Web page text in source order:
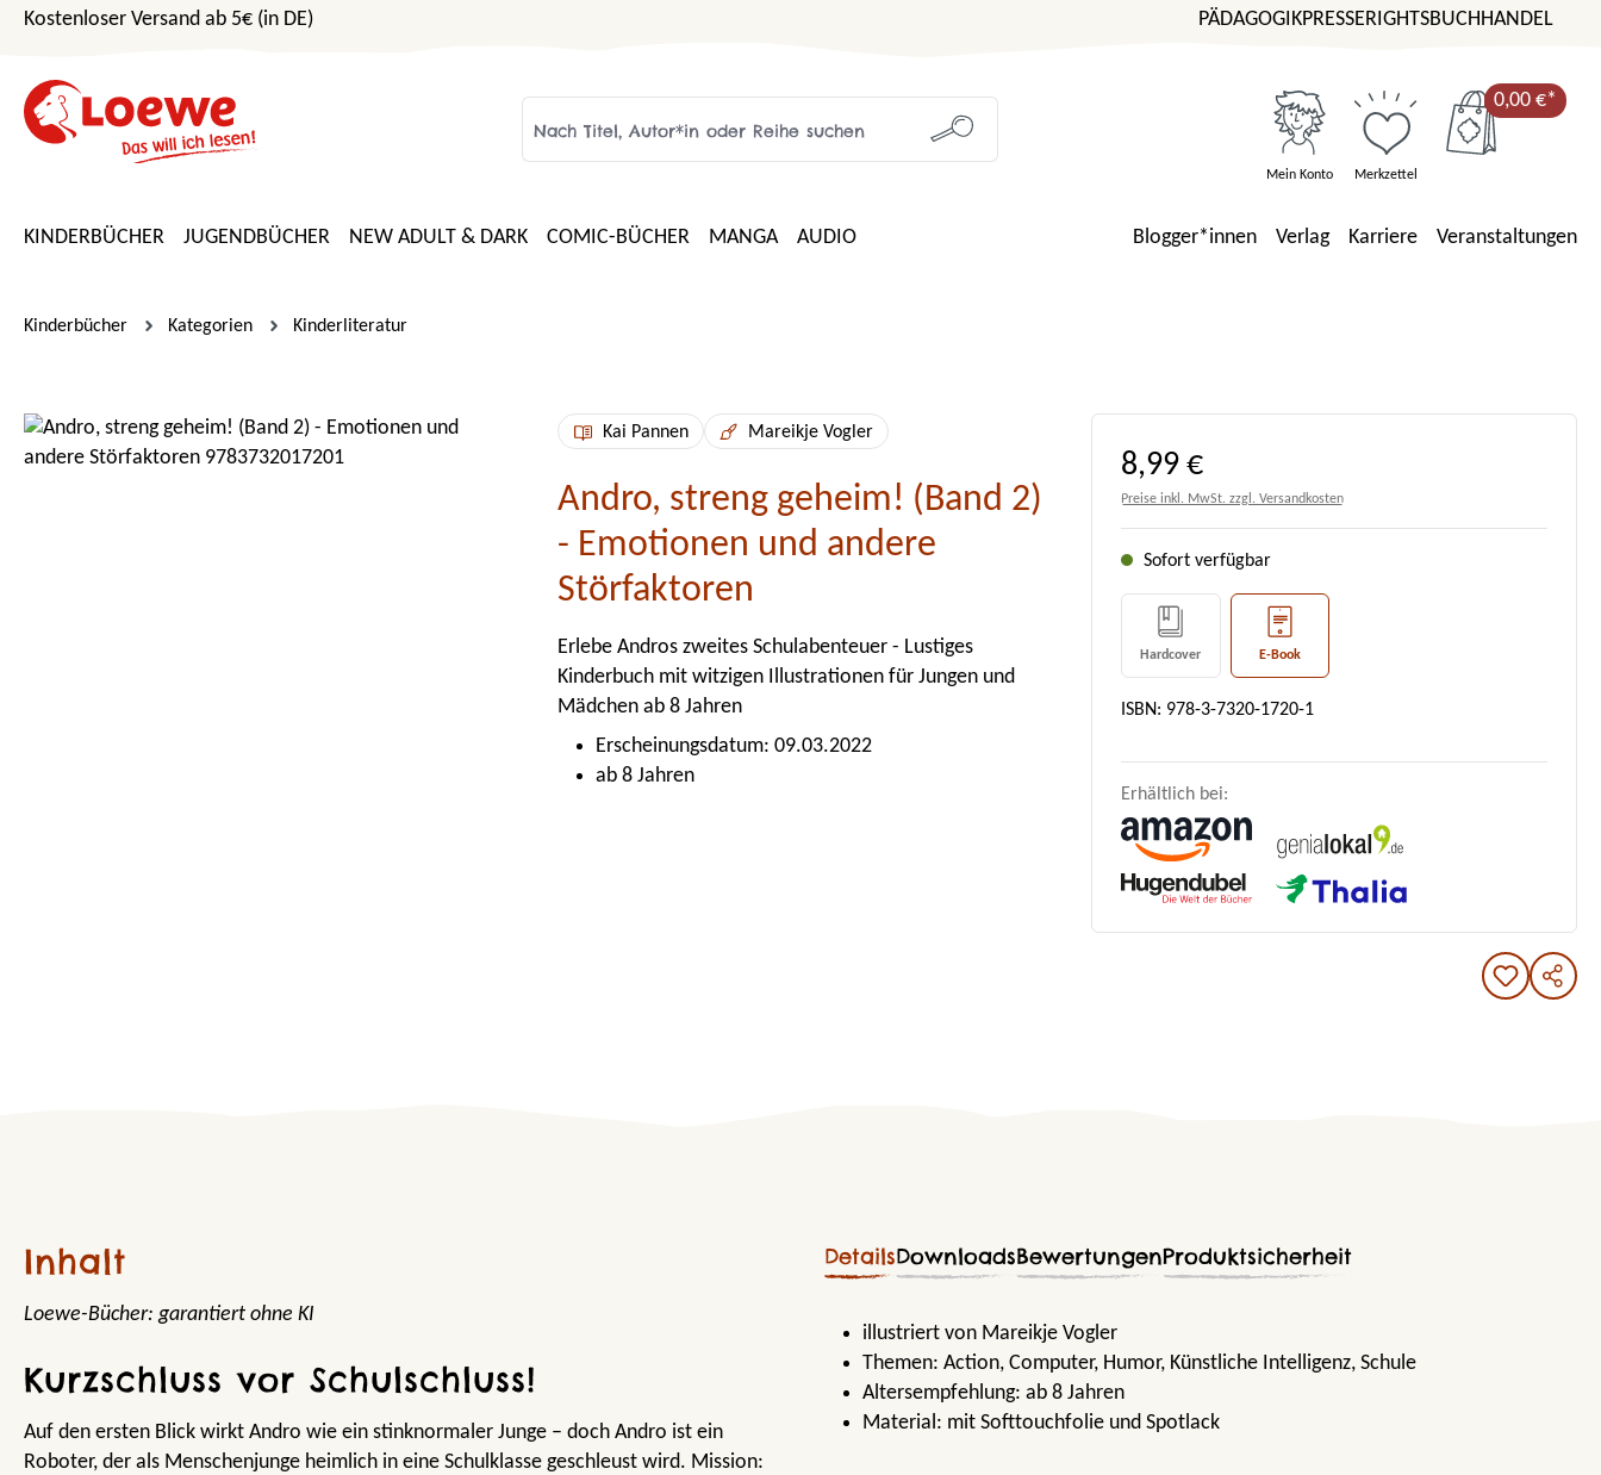
Hauptinhalt springen
Zur Suche springen
Zur Hauptnavigation springen
Kostenloser Versand ab 5€ (in DE) PÄDAGOGIKPRESSERIGHTSBUCHHANDEL
Mein Konto Merkzettel
0,00 €*
KINDERBÜCHER JUGENDBÜCHER NEW ADULT & DARK COMIC-BÜCHER MANGA AUDIO Blogger*innen Verlag Karriere Veranstaltungen
Kinderbücher Kategorien Kinderliteratur
Bildergalerie überspringen Kai Pannen Mareikje Vogler
Andro, streng geheim! (Band 2)
- Emotionen und andere
Störfaktoren
Erlebe Andros zweites Schulabenteuer - Lustiges
Kinderbuch mit witzigen Illustrationen für Jungen und
Mädchen ab 8 Jahren
Erscheinungsdatum: 09.03.2022
ab 8 Jahren
Regulärer Preis:
8,99 €
Preise inkl. MwSt. zzgl. Versandkosten
Sofort verfügbar
Hardcover E-Book
ISBN: 978-3-7320-1720-1
Erhältlich bei:
Inhalt
Loewe-Bücher: garantiert ohne KI
Kurzschluss vor Schulschluss!
Auf den ersten Blick wirkt Andro wie ein stinknormaler Junge – doch Andro ist ein
Roboter, der als Menschenjunge heimlich in eine Schulklasse geschleust wird. Mission:
DetailsDownloadsBewertungenProduktsicherheit
illustriert von Mareikje Vogler
Themen: Action, Computer, Humor, Künstliche Intelligenz, Schule
Altersempfehlung: ab 8 Jahren
Material: mit Softtouchfolie und Spotlack